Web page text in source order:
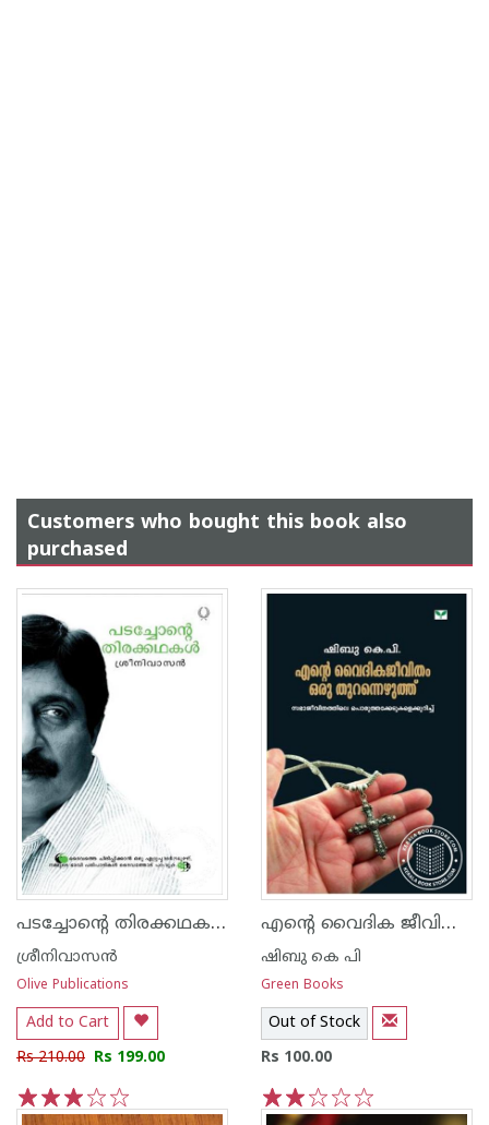
Customers who bought this book also
purchased
പടച്ചോന്‍റെ തിരക്കഥകള്‍
ശ്രീനിവാസന്‍
Olive Publications
Add to Cart
Rs 210.00 Rs 199.00
5
4
3
2
1
എന്റെ വൈദിക ജീവിതം ഒരു തുറന്നെഴുത്ത്
ഷിബു കെ പി
Green Books
Out of Stock
Rs 100.00
5
4
3
2
1